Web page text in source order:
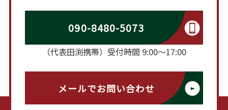
090-8480-5073
（代表田渕携帯）受付時間 9:00～17:00
メールでお問い合わせ